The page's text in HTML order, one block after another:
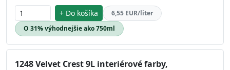
+ Do košíka
6,55 EUR/liter
O 31% výhodnejšie ako 750ml
1248 Velvet Crest 9L interiérové farby,